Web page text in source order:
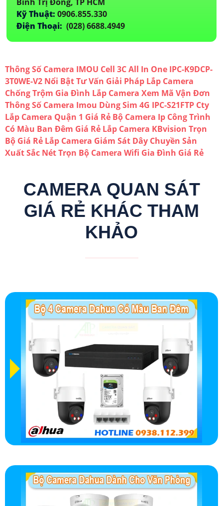
Kỹ Thuật: 0906.855.330
Điện Thoại: (028) 6688.4949
Thông Số Camera IMOU Cell 3C All In One IPC-K9DCP-
3T0WE-V2 Nổi BậtTư Vấn Giải Pháp Lắp Camera
Chống Trộm Gia Đình Lắp Camera Xem Mã Vận Đơn
Thông Số Camera Imou Dùng Sim 4G IPC-S21FTP Cty
Lắp Camera Quận 1 Giá Rẻ Bộ Camera Ip Công Trình
Có Màu Ban Đêm Giá Rẻ Lắp Camera KBvision Trọn
Bộ Giá Rẻ Lắp Camera Giám Sát Dây Chuyền Sản
Xuất Sắc NétTrọn Bộ Camera Wifi Gia Đình Giá Rẻ
CAMERA QUAN SÁT
GIÁ RẺ KHÁC THAM
KHẢO